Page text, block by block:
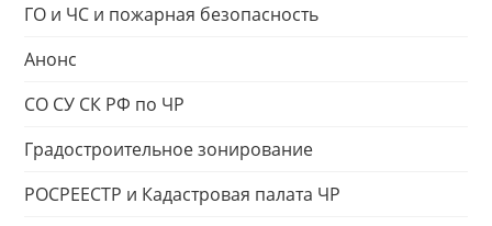
ГО и ЧС и пожарная безопасность
Анонс
СО СУ СК РФ по ЧР
Градостроительное зонирование
РОСРЕЕСТР и Кадастровая палата ЧР